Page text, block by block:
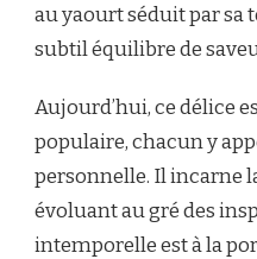
au yaourt séduit par sa
subtil équilibre de
Aujourd’hui, ce délice
populaire, chacun y
personnelle. Il incarne
évoluant au gré des
intemporelle est à la